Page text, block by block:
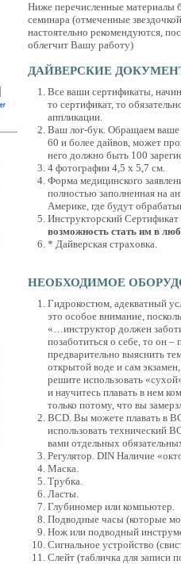
Ниже перечисленные материалы
семинара (отмеченные
настоятельно рекомендуются,
облегчит Вашу работу)
ДАЙВЕРСКИЕ
Все ваши сертификаты,
то сертификат, то
аппликации.
Ваш лог-бук. Обращаем ваше
60 и более дайвов, может
него должно быть 100
4 фотографии 4,5 х 5,7 см.
Форма медицинского
полностью заполненная на
Америке, где будут
Инструкторский
возможность стать им в
* Дайверская страховка.
НЕОБХОДИМОЕ
Гидрокостюм, адекватный
это особое внимание,
«…инструктор должен
позаботиться о себе, то он –
предварительно выяснить
открытой воде и сам
решите использовать
и научитесь плавать в нем
только потому, что вы
BCD. Вы можете плавать в
использовать технический
вами отдельных
Регулятор. DIN Наличие
Маска.
Трубка.
Ласты.
Глубиномер или компьютер.
Подводные часы (которые
Нож или подводный
Сигнальное устройство
Слейт (табличка для записи